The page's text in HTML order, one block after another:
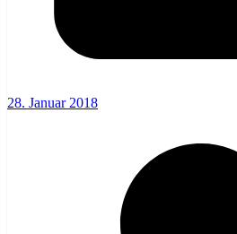
28. Januar 2018